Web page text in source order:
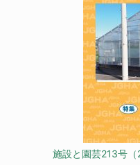
施設と園芸213号